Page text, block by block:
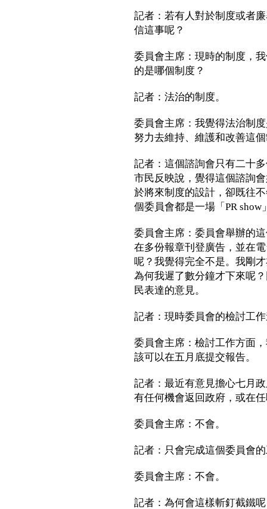
記者：若有人對於制度或者
信這事呢？
委員會主席：現時的制度，
的是哪個制度？
記者：法治的制度。
委員會主席：我覺得法治制
努力去維持、維護和改善這
記者：這個諮詢會只有二十
市民反映說，覺得這個諮詢
於將來制度的設計，卻既往
個委員會都是一場「PR show
委員會主席：委員會舉辦的
在多份報章刊登廣告，並在
呢？我覺得完全不是。我剛
為何我遲了數分鐘才下來呢
民表達的意見。
記者：現時委員會的檢討工
委員會主席：檢討工作方面
該可以在五月底提交報告。
記者：最近有意見擔心七月
有任何機會返回政府，或在
委員會主席：不會。
記者：只會完成這個委員會
委員會主席：不會。
記者：為何會這樣斬釘截鐵